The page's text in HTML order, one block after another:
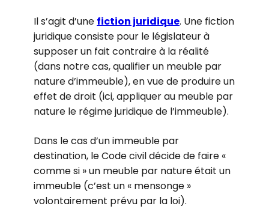
Il s’agit d’une fiction juridique. Une fiction
juridique consiste pour le législateur à
supposer un fait contraire à la réalité
(dans notre cas, qualifier un meuble par
nature d’immeuble), en vue de produire un
effet de droit (ici, appliquer au meuble par
nature le régime juridique de l’immeuble).
Dans le cas d’un immeuble par
destination, le Code civil décide de faire «
comme si » un meuble par nature était un
immeuble (c’est un « mensonge »
volontairement prévu par la loi).